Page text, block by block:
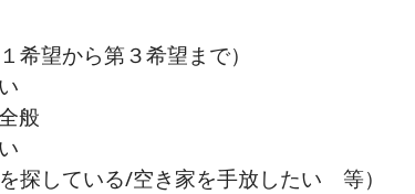
望から第３希望まで）
般
している/空き家を手放したい 等）